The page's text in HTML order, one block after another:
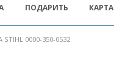
ПОДАРИТЬ КАРТА
0000-350-0532